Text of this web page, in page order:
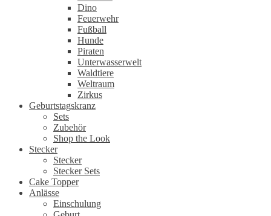
Dino
Feuerwehr
Fußball
Hunde
Piraten
Unterwasserwelt
Waldtiere
Weltraum
Zirkus
Geburtstagskranz
Sets
Zubehör
Shop the Look
Stecker
Stecker
Stecker Sets
Cake Topper
Anlässe
Einschulung